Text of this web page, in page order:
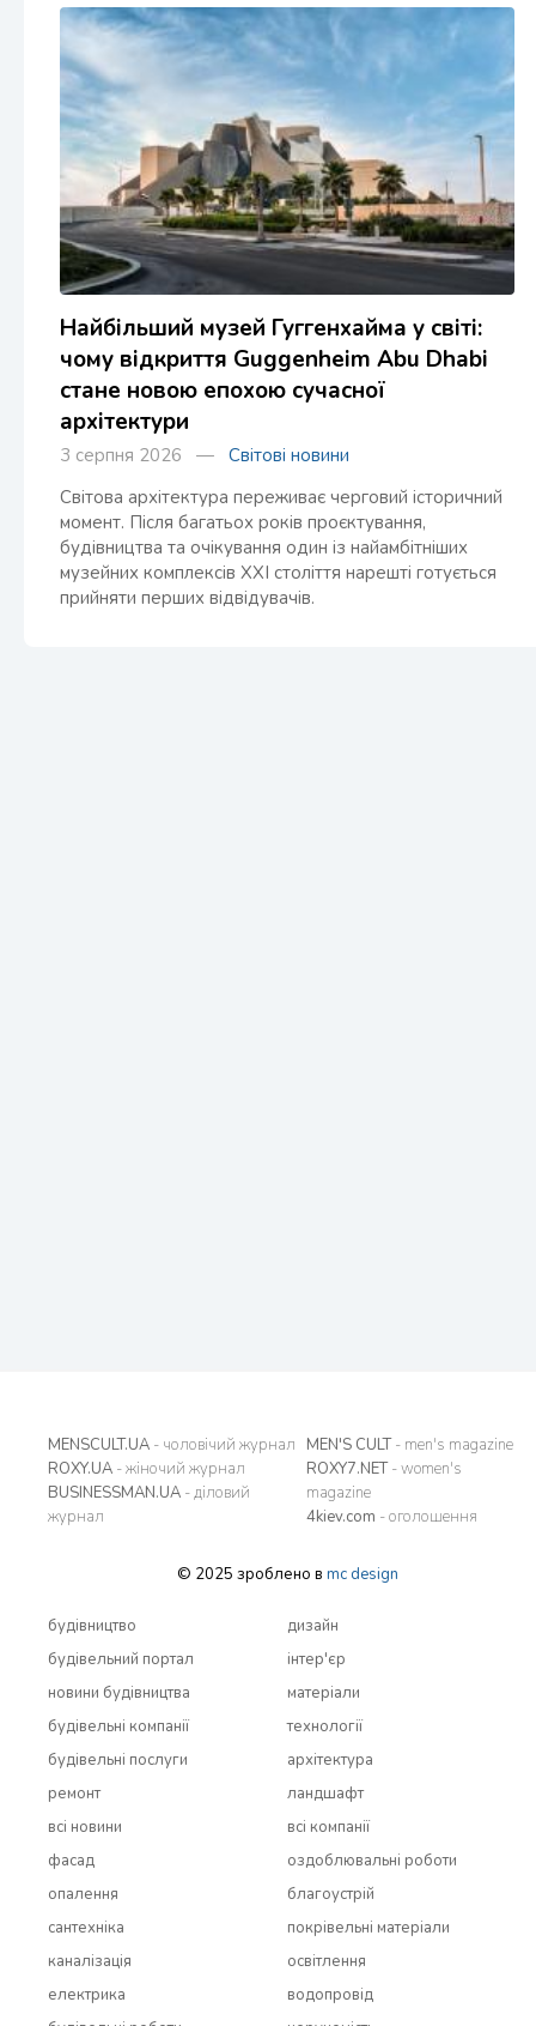
Найбільший музей Гуггенхайма у світі:
чому відкриття Guggenheim Abu Dhabi
стане новою епохою сучасної
архітектури
3 серпня 2026 — Світові новини
Світова архітектура переживає черговий історичний
момент. Після багатьох років проєктування,
будівництва та очікування один із найамбітніших
музейних комплексів XXI століття нарешті готується
прийняти перших відвідувачів.
MENSCULT.UA - чоловічий журнал
ROXY.UA - жіночий журнал
BUSINESSMAN.UA - діловий
журнал
MEN'S CULT- men's magazine
ROXY7.NET- women's
magazine
4kiev.com - оголошення
© 2025 зроблено в mc design
будівництво
будівельний портал
новини будівництва
будівельні компанії
будівельні послуги
ремонт
всi новини
дизайн
інтер'єр
матеріали
технології
архітектура
ландшафт
всi компанії
фасад
опалення
сантехніка
каналізація
електрика
оздоблювальні роботи
благоустрій
покрівельні матеріали
освітлення
водопровід